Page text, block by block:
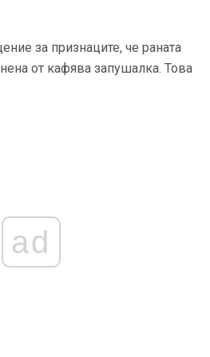
за признаците, че раната
от кафява запушалка. Това
ad